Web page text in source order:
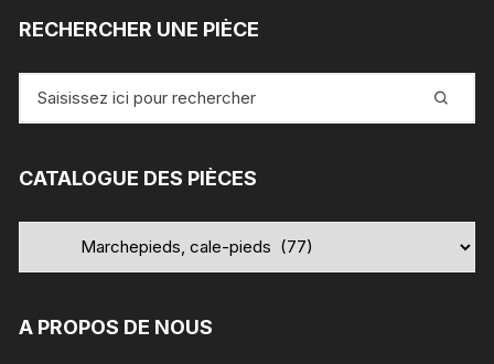
RECHERCHER UNE PIÈCE
pour
CATALOGUE DES PIÈCES
A PROPOS DE NOUS